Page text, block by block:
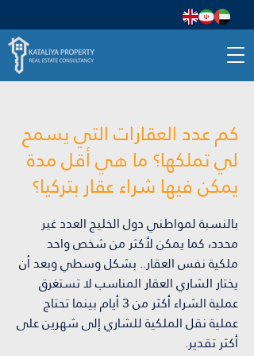
كم عدد العقارات التي يسمح
لي تملكها؟ ما هي أقل مدة
يمكن فيها شراء عقار بتركيا؟
بالنسبة لمواطني دول الخليج العدد غير
محدد، كما يمكن لأكثر من شخص واحد
ملكية نفس العقار.. بشكل وسطي وبعد أن
يختار الشاري العقار المناسب لا تستغرق
عملية الشراء أكثر من 3 أيام بينما تحتاج
عملية نقل الملكية للشاري إلى شهرين على
أكثر تقدير.